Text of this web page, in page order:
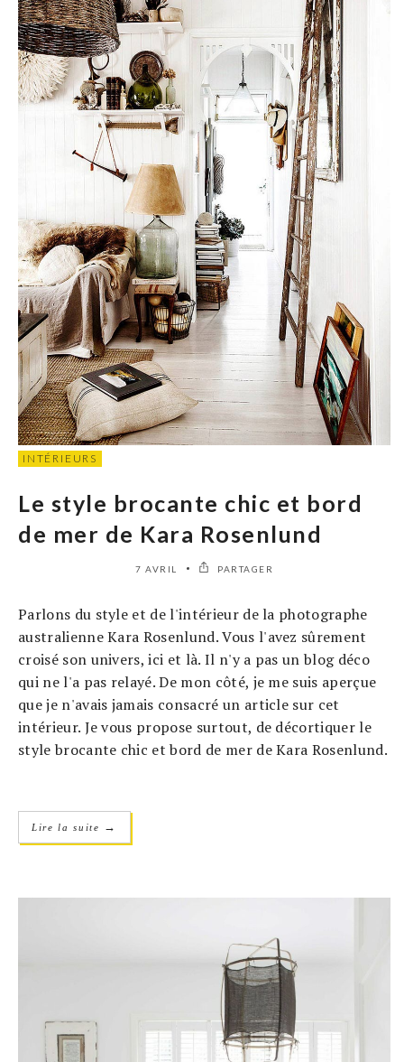
INTÉRIEURS
Le style brocante chic et bord
de mer de Kara Rosenlund
7 AVRIL PARTAGER
Parlons du style et de l'intérieur de la photographe
australienne Kara Rosenlund. Vous l'avez sûrement
croisé son univers, ici et là. Il n'y a pas un blog déco
qui ne l'a pas relayé. De mon côté, je me suis aperçue
que je n'avais jamais consacré un article sur cet
intérieur. Je vous propose surtout, de décortiquer le
style brocante chic et bord de mer de Kara Rosenlund.
Lire la suite →